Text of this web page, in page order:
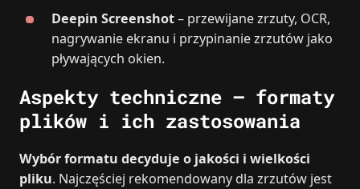
Deepin Screenshot– przewijane zrzuty, OCR,
nagrywanie ekranu i przypinanie zrzutów jako
pływających okien.
Aspekty techniczne – formaty
plików i ich zastosowania
Wybór formatu decyduje o jakości i wielkości
pliku. Najczęściej rekomendowany dla zrzutów jest